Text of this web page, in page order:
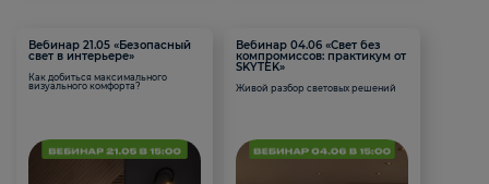
Вебинар 21.05 «Безопасный
свет в интерьере»
Как добиться максимального
визуального комфорта?
Вебинар 04.06 «Свет без
компромиссов: практикум от
SKYTEK»
Живой разбор световых решений